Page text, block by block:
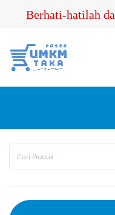
Berhati-hatilah